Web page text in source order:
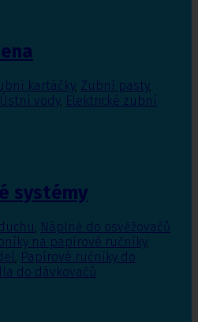
kartáčky, Zubní pasty,
Ústní vody, Elektrické zubní
systémy
, Náplně do osvěžovačů
na papírové ručníky,
, Papírové ručníky do
do dávkovačů